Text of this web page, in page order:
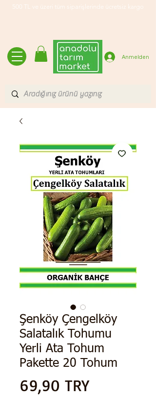
500 TL ve üzeri tüm siparişlerinde ücretsiz kargo
Anmelden
Şenköy Çengelköy
Salatalık Tohumu
Yerli Ata Tohum
Pakette 20 Tohum
69,90 TRYPreis